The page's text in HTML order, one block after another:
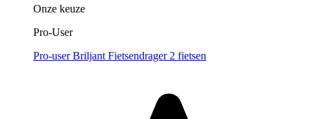
Onze keuze
Pro-User
Pro-user Briljant Fietsendrager 2 fietsen